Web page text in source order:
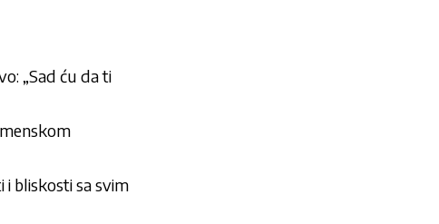
„Sad ću da ti
i bliskosti sa svim